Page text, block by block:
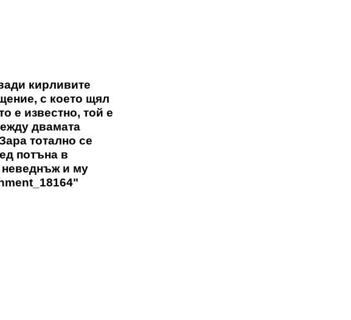
кирливите
с което щял
е известно, той е
двамата
тотално се
потъна в
неведнъж и му